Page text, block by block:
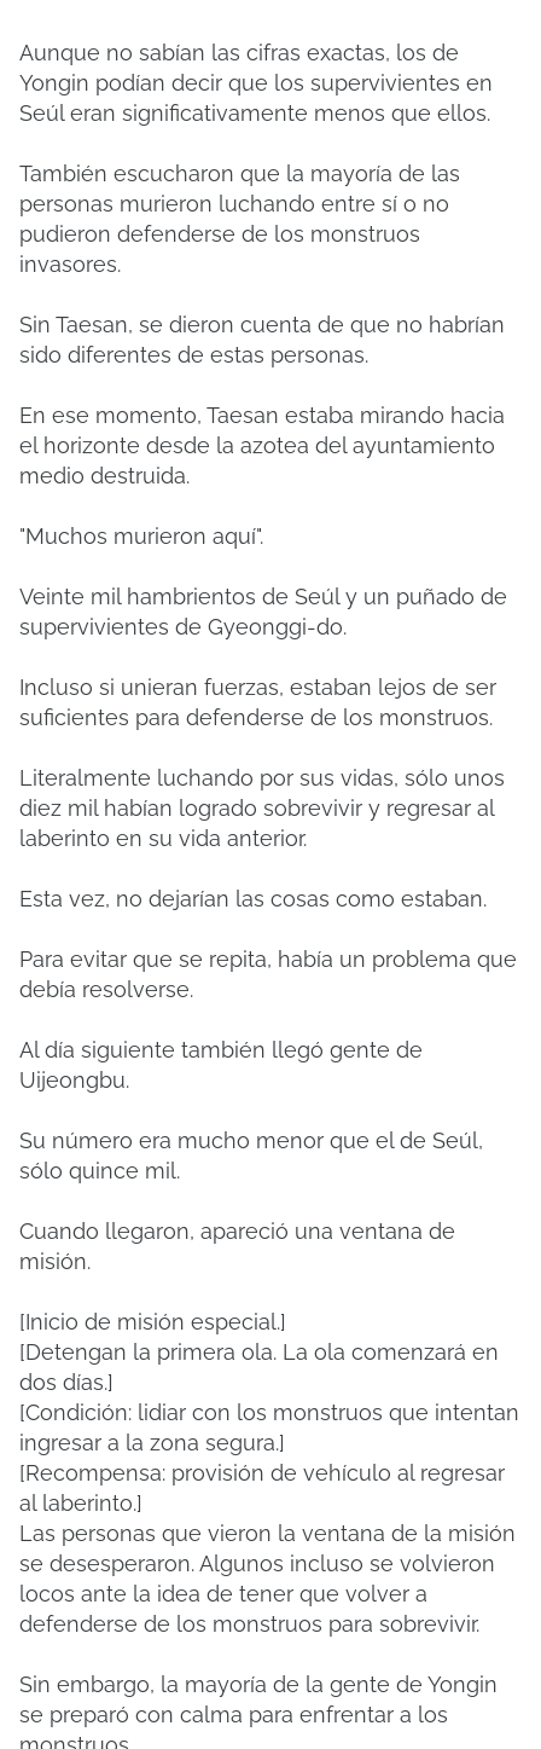
Aunque no sabían las cifras exactas, los de
Yongin podían decir que los supervivientes en
Seúl eran significativamente menos que ellos.
También escucharon que la mayoría de las
personas murieron luchando entre sí o no
pudieron defenderse de los monstruos
invasores.
Sin Taesan, se dieron cuenta de que no habrían
sido diferentes de estas personas.
En ese momento, Taesan estaba mirando hacia
el horizonte desde la azotea del ayuntamiento
medio destruida.
"Muchos murieron aquí".
Veinte mil hambrientos de Seúl y un puñado de
supervivientes de Gyeonggi-do.
Incluso si unieran fuerzas, estaban lejos de ser
suficientes para defenderse de los monstruos.
Literalmente luchando por sus vidas, sólo unos
diez mil habían logrado sobrevivir y regresar al
laberinto en su vida anterior.
Esta vez, no dejarían las cosas como estaban.
Para evitar que se repita, había un problema que
debía resolverse.
Al día siguiente también llegó gente de
Uijeongbu.
Su número era mucho menor que el de Seúl,
sólo quince mil.
Cuando llegaron, apareció una ventana de
misión.
[Inicio de misión especial.]
[Detengan la primera ola. La ola comenzará en
dos días.]
[Condición: lidiar con los monstruos que intentan
ingresar a la zona segura.]
[Recompensa: provisión de vehículo al regresar
al laberinto.]
Las personas que vieron la ventana de la misión
se desesperaron. Algunos incluso se volvieron
locos ante la idea de tener que volver a
defenderse de los monstruos para sobrevivir.
Sin embargo, la mayoría de la gente de Yongin
se preparó con calma para enfrentar a los